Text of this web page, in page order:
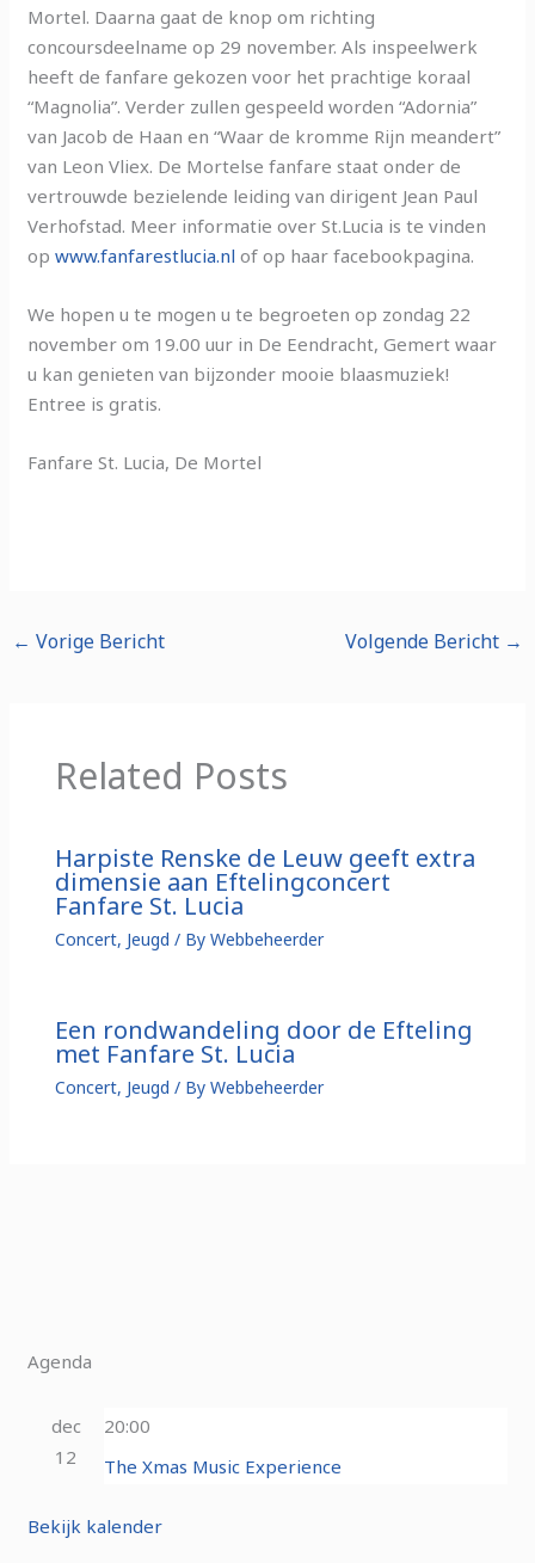
Mortel. Daarna gaat de knop om richting
concoursdeelname op 29 november. Als inspeelwerk
heeft de fanfare gekozen voor het prachtige koraal
“Magnolia”. Verder zullen gespeeld worden “Adornia”
van Jacob de Haan en “Waar de kromme Rijn meandert”
van Leon Vliex. De Mortelse fanfare staat onder de
vertrouwde bezielende leiding van dirigent Jean Paul
Verhofstad. Meer informatie over St.Lucia is te vinden
opwww.fanfarestlucia.nl of op haar facebookpagina.
We hopen u te mogen u te begroeten op zondag 22
november om 19.00 uur in De Eendracht, Gemert waar
u kan genieten van bijzonder mooie blaasmuziek!
Entree is gratis.
Fanfare St. Lucia, De Mortel
← Vorige Bericht Volgende Bericht →
Related Posts
Harpiste Renske de Leuw geeft extra
dimensie aan Eftelingconcert
Fanfare St. Lucia
Concert, Jeugd / By Webbeheerder
Een rondwandeling door de Efteling
met Fanfare St. Lucia
Concert, Jeugd / By Webbeheerder
Agenda
dec
12
20:00
The Xmas Music Experience
Bekijk kalender